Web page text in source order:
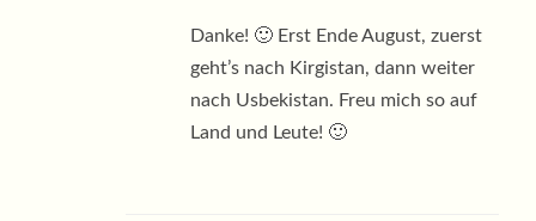
Danke! 🙂 Erst Ende August, zuerst
geht’s nach Kirgistan, dann weiter
nach Usbekistan. Freu mich so auf
Land und Leute! 🙂